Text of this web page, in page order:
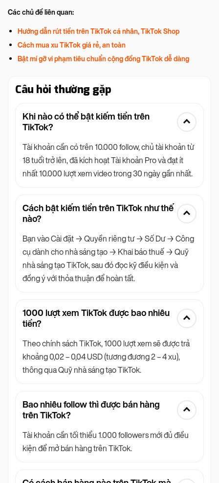
Các chủ đề liên quan:
Hướng dẫn rút tiền trên TikTok cá nhân, TikTok Shop
Cách mua xu TikTok giá rẻ, an toàn
Bật mí gỡ vi phạm tiêu chuẩn cộng đồng TikTok dễ dàng
Câu hỏi thường gặp
Khi nào có thể bật kiếm tiền trên
TikTok?
Tài khoản cần có trên 10.000 follow, chủ tài khoản từ
18 tuổi trở lên, đã kích hoạt Tài khoản Pro và đạt ít
nhất 10.000 lượt xem video trong 30 ngày gần nhất.
Cách bật kiếm tiền trên TikTok như thế
nào?
Bạn vào Cài đặt → Quyền riêng tư → Số Dư → Công
cụ dành cho nhà sáng tạo → Khai báo thuế → Quỹ
nhà sáng tạo TikTok, sau đó đọc kỹ điều kiện và
đồng ý với thỏa thuận để hoàn tất.
1000 lượt xem TikTok được bao nhiêu
tiền?
Theo chính sách TikTok, 1000 lượt xem sẽ được trả
khoảng 0,02 – 0,04 USD (tương đương 2 – 4 xu),
thông qua Quỹ nhà sáng tạo TikTok.
Bao nhiêu follow thì được bán hàng
trên TikTok?
Tài khoản cần tối thiểu 1.000 followers mới đủ điều
kiện để mở bán hàng trên TikTok.